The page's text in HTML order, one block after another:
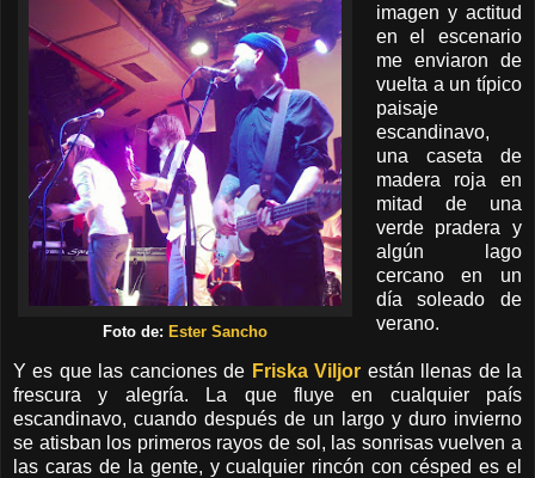
Foto de: Ester Sancho
imagen y actitud
en el escenario
me enviaron de
vuelta a un típico
paisaje
escandinavo,
una caseta de
madera roja en
mitad de una
verde pradera y
algún lago
cercano en un
día soleado de
verano.
Y es que las canciones de Friska Viljor están llenas de la
frescura y alegría. La que fluye en cualquier país
escandinavo, cuando después de un largo y duro invierno
se atisban los primeros rayos de sol, las sonrisas vuelven a
las caras de la gente, y cualquier rincón con césped es el